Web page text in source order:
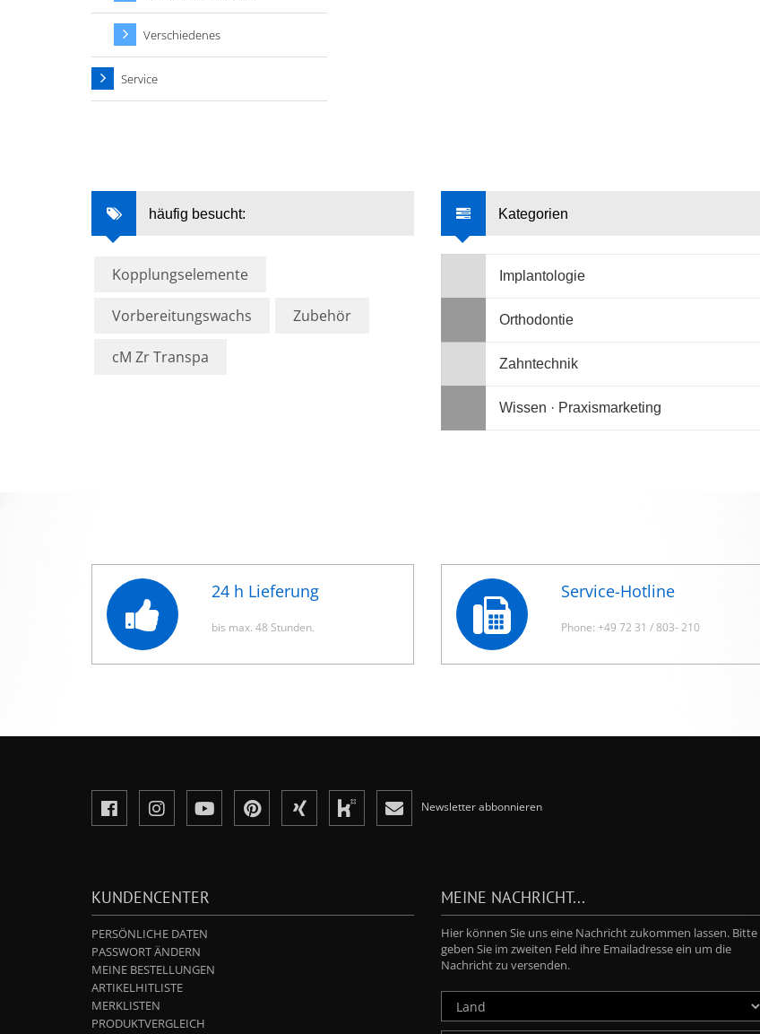
Verschiedenes
Service
häufig besucht:
Kopplungselemente
Vorbereitungswachs Zubehör
cM Zr Transpa
Kategorien
Implantologie
Orthodontie
Zahntechnik
Wissen · Praxismarketing
24 h Lieferung
bis max. 48 Stunden.
Service-Hotline
Phone: +49 72 31 / 803- 210
Newsletter abbonnieren
KUNDENCENTER
PERSÖNLICHE DATEN
PASSWORT ÄNDERN
MEINE BESTELLUNGEN
ARTIKELHITLISTE
MERKLISTEN
PRODUKTVERGLEICH
MEINE NACHRICHT...
Hier können Sie uns eine Nachricht zukommen lassen. Bitte
geben Sie im zweiten Feld ihre Emailadresse ein um die
Nachricht zu versenden.